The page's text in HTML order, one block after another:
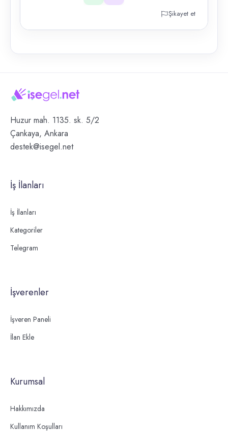
Şikayet et
Huzur mah. 1135. sk. 5/2
Çankaya, Ankara
destek@isegel.net
İş İlanları
İş İlanları
Kategoriler
Telegram
İşverenler
İşveren Paneli
İlan Ekle
Kurumsal
Hakkımızda
Kullanım Koşulları